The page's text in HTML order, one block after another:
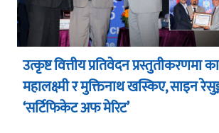
उत्कृष्ट वित्तीय प्रतिवेदन प्रस्तुतीकरणमा
महालक्ष्मी र मुक्तिनाथ खस्किए, साइन
‘सर्टिफिकेट अफ मेरिट’